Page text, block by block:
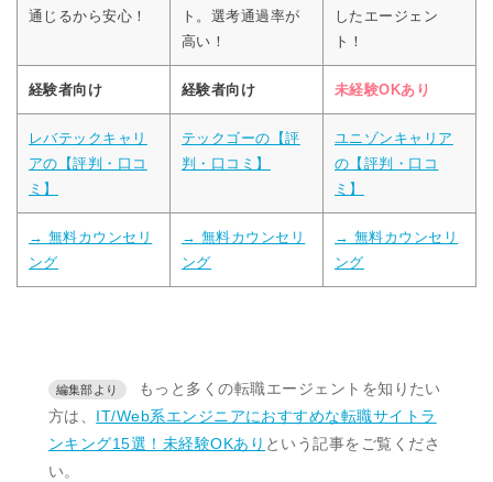
通じるから安心！
ト。選考通過率が
高い！
したエージェン
ト！
経験者向け 経験者向け 未経験OKあり
レバテックキャリ
アの【評判・口コ
ミ】
テックゴーの【評
判・口コミ】
ユニゾンキャリア
の【評判・口コ
ミ】
→ 無料カウンセリ
ング
→ 無料カウンセリ
ング
→ 無料カウンセリ
ング
もっと多くの転職エージェントを知りたい
方は、 IT/Web系エンジニアにおすすめな転職サイトラ
ンキング15選！未経験OKあり という記事をご覧くださ
い。